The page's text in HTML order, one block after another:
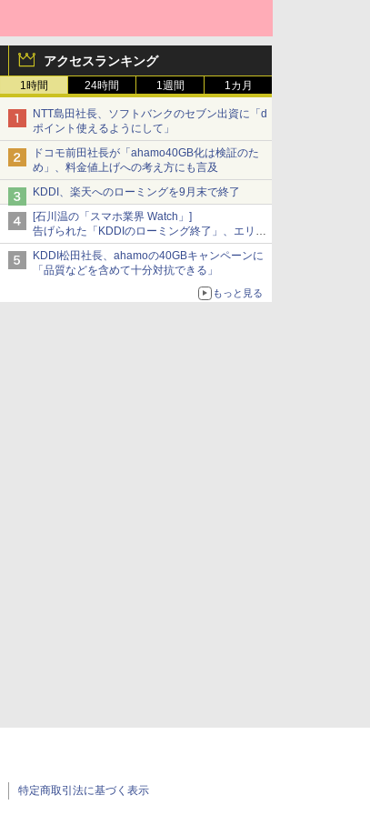
アクセスランキング
1時間 24時間 1週間 1カ月
NTT島田社長、ソフトバンクのセブン出資に「d
ポイント使えるようにして」
ドコモ前田社長が「ahamo40GB化は検証のた
め」、料金値上げへの考え方にも言及
KDDI、楽天へのローミングを9月末で終了
[石川温の「スマホ業界 Watch」]
告げられた「KDDIのローミング終了」、エリア
マップの落とし穴と楽天モバイルの課題
KDDI松田社長、ahamoの40GBキャンペーンに
「品質などを含めて十分対抗できる」
もっと見る
特定商取引法に基づく表示